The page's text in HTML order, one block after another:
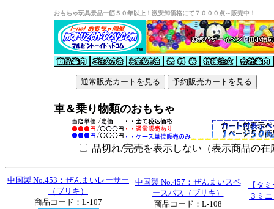
おもちゃ玩具景品一筋５０年以上！激安卸価格にて７０００点～販売中！
車＆乗り物類のおもちゃ
品切れ/完売を表示しない（表示商品の
中国製 No.453：ぜんまいレーサー
（ブリキ）
商品コード：L-107
中国製 No.457：ぜんまいスペ
ースバス（ブリキ）
商品コード：L-108
【タ
３ミ